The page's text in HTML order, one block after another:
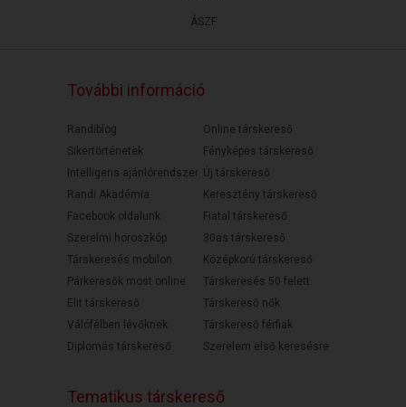
ÁSZF
További információ
Randiblog
Sikertörténetek
Intelligens ajánlórendszer
Randi Akadémia
Facebook oldalunk
Szerelmi horoszkóp
Társkeresés mobilon
Párkeresők most online
Elit társkereső
Válófélben lévőknek
Diplomás társkereső
Online társkereső
Fényképes társkereső
Új társkereső
Keresztény társkereső
Fiatal társkereső
30as társkereső
Középkorú társkereső
Társkeresés 50 felett
Társkereső nők
Társkereső férfiak
Szerelem első keresésre
Tematikus társkereső